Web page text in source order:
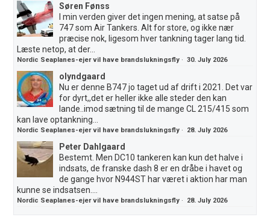
Søren Fønss
I min verden giver det ingen mening, at satse på
747 som Air Tankers. Alt for store, og ikke nær
præcise nok, ligesom hver tankning tager lang tid.
Læste netop, at der...
Nordic Seaplanes-ejer vil have brandslukningsfly ·30. July 2026
olyndgaard
Nu er denne B747 jo taget ud af drift i 2021. Det var
for dyrt,,det er heller ikke alle steder den kan
lande..imod sætning til de mange CL 215/415 som
kan lave optankning...
Nordic Seaplanes-ejer vil have brandslukningsfly · 28. July 2026
Peter Dahlgaard
Bestemt. Men DC10 tankeren kan kun det halve i
indsats, de franske dash 8 er en dråbe i havet og
de gange hvor N944ST har været i aktion har man
kunne se indsatsen....
Nordic Seaplanes-ejer vil have brandslukningsfly · 28. July 2026